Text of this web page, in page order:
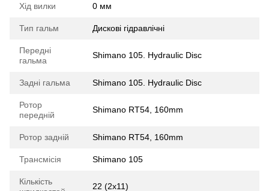
Хід вилки 0 мм
Тип гальм Дискові гідравлічні
Передні
гальма
Shimano 105. Hydraulic Disc
Задні гальма Shimano 105. Hydraulic Disc
Ротор
передній
Shimano RT54, 160mm
Ротор задній Shimano RT54, 160mm
Трансмісія Shimano 105
Кількість
22 (2x11)